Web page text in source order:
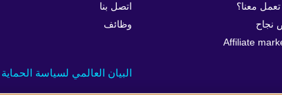
اتصل بنا
وظائف
تعمل معنا؟
نجاح
Affiliate
البيان العالمي لسياسة الحماية